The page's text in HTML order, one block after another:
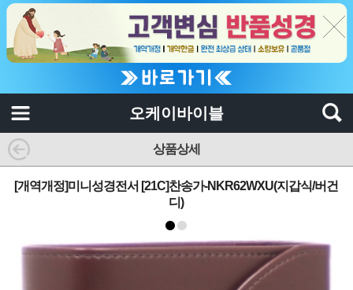
오케이바이블
상품상세
[개역개정]미니성경전서 [21C]찬송가-NKR62WXU(지갑식/버건
디)